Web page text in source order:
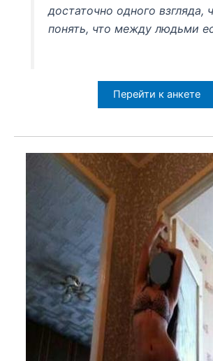
достаточно одного взгляда,
понять, что между людьми
Перейти к анкете